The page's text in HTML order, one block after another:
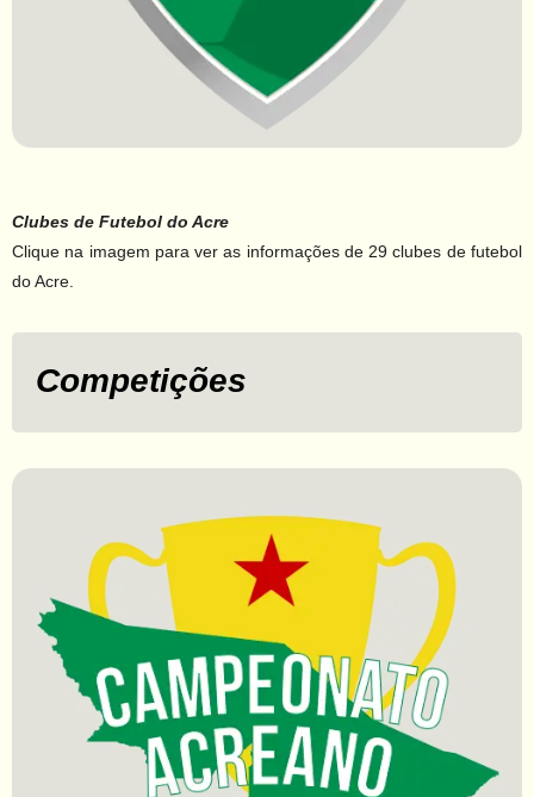
Clubes de Futebol do Acre
Clique na imagem para ver as informações de 29 clubes de futebol
do Acre.
Competições